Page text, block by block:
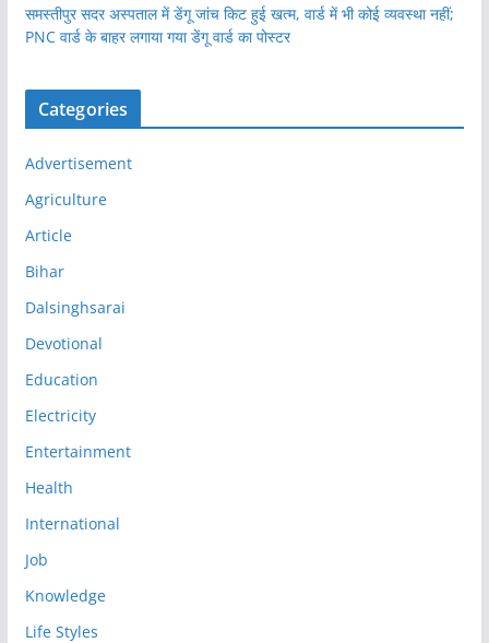
समस्तीपुर सदर अस्पताल में डेंगू जांच किट हुई खत्म, वार्ड में भी कोई व्यवस्था नहीं;
PNC वार्ड के बाहर लगाया गया डेंगू वार्ड का पोस्टर
Categories
Advertisement
Agriculture
Article
Bihar
Dalsinghsarai
Devotional
Education
Electricity
Entertainment
Health
International
Job
Knowledge
Life Styles